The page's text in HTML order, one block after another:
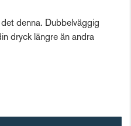
denna. Dubbelväggig
dryck längre än andra